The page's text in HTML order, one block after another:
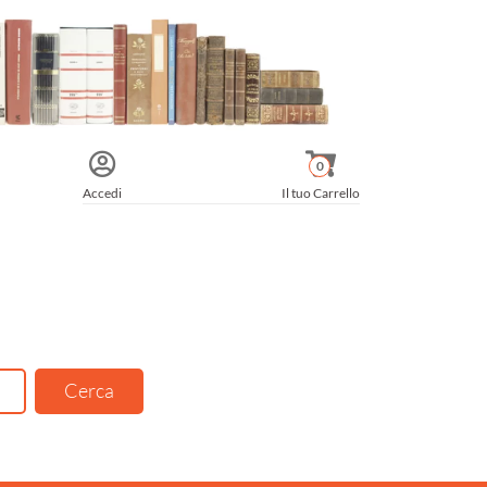
Accedi Il tuo Carrello
0